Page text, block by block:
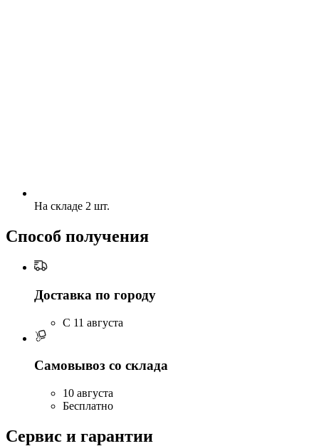
На складе 2 шт.
Способ получения
Доставка по городу
C 11 августа
Самовывоз со склада
10 августа
Бесплатно
Сервис и гарантии